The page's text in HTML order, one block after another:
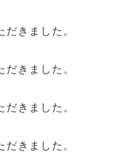
だきました。
だきました。
だきました。
だきました。